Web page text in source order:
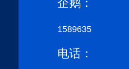
企鹅：
1589635
电话：